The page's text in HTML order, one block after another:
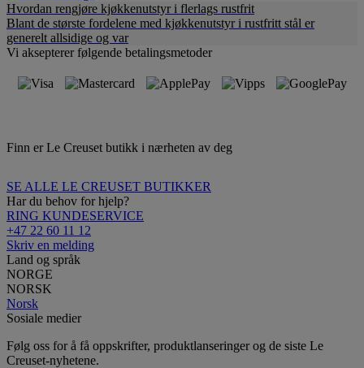
Hvordan rengjøre kjøkkenutstyr i flerlags rustfrit
Blant de største fordelene med kjøkkenutstyr i rustfritt stål er
generelt allsidige og var
Vi aksepterer følgende betalingsmetoder
Finn er Le Creuset butikk i nærheten av deg
SE ALLE LE CREUSET BUTIKKER
Har du behov for hjelp?
RING KUNDESERVICE
+47 22 60 11 12
Skriv en melding
Land og språk
NORGE
NORSK
Norsk
Sosiale medier
Følg oss for å få oppskrifter, produktlanseringer og de siste Le
Creuset-nyhetene.